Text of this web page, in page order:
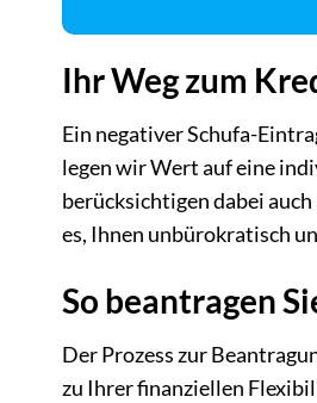
Ihr Weg zum
Ein negativer Schufa-
legen wir Wert auf eine
berücksichtigen dabei
es, Ihnen unbürokratisch
So beantragen
Der Prozess zur
zu Ihrer finanziellen